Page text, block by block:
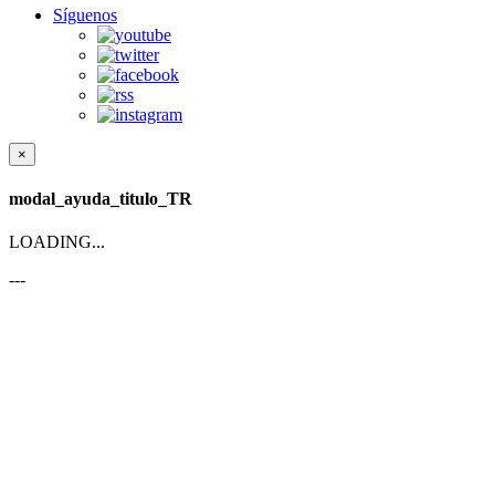
Síguenos
×
modal_ayuda_titulo_TR
LOADING...
---